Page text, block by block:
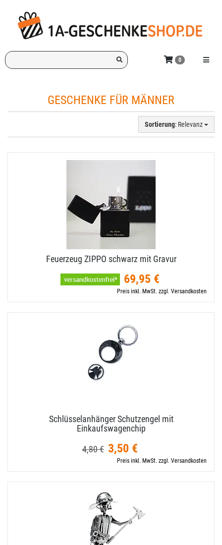
Hauptinhalt
springen
Ich
suche
Menü
0
GESCHENKE FÜR MÄNNER
Sortierung: Relevanz
Feuerzeug ZIPPO schwarz mit Gravur
69,95 €
Preis inkl. MwSt. zzgl. Versandkosten
Schlüsselanhänger Schutzengel mit
Einkaufswagenchip
4,80 € 3,50 €
Preis inkl. MwSt. zzgl. Versandkosten